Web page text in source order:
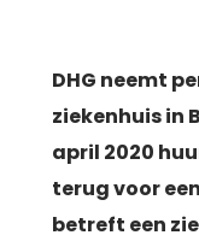
DHG neemt
ziekenhuis in
april 2020
terug voor
betreft een